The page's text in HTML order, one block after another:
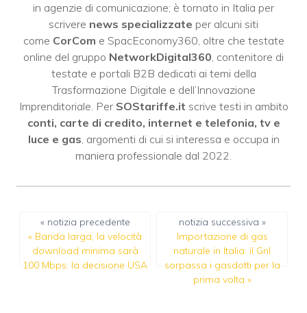
in agenzie di comunicazione; è tornato in Italia per
scrivere news specializzate per alcuni siti
come CorCom e SpacEconomy360, oltre che testate
online del gruppo NetworkDigital360, contenitore di
testate e portali B2B dedicati ai temi della
Trasformazione Digitale e dell’Innovazione
Imprenditoriale. Per SOStariffe.it scrive testi in ambito
conti, carte di credito, internet e telefonia, tv e
luce e gas, argomenti di cui si interessa e occupa in
maniera professionale dal 2022.
« notizia precedente
« Banda larga, la velocità
download minima sarà
100 Mbps: la decisione USA
notizia successiva »
Importazione di gas
naturale in Italia: il Gnl
sorpassa i gasdotti per la
prima volta »